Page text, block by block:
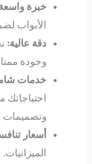
خبرة
الأبواب
دقة عالية:
وجودة
خدمات
وتصميمات
أسعار
الميزانيات.